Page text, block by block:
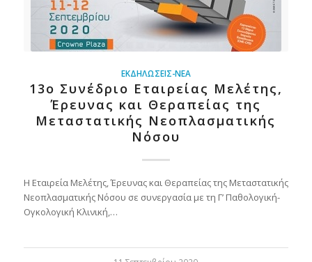
ΕΚΔΗΛΏΣΕΙΣ-ΝΈΑ
13ο Συνέδριο Εταιρείας Μελέτης,
Έρευνας και Θεραπείας της
Μεταστατικής Νεοπλασματικής
Νόσου
Η Εταιρεία Μελέτης, Έρευνας και Θεραπείας της Μεταστατικής
Νεοπλασματικής Νόσου σε συνεργασία με τη Γ’ Παθολογική-
Ογκολογική Κλινική,…